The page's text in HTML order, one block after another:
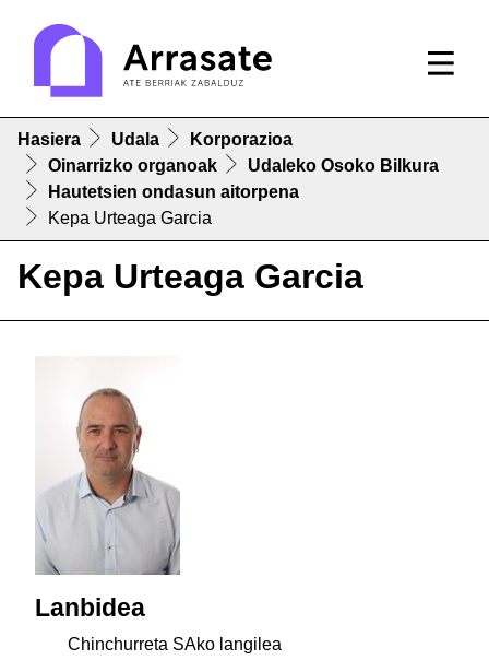
Hasiera Udala
Korporazioa
Oinarrizko organoak
Udaleko Osoko Bilkura
Hautetsien ondasun aitorpena
Kepa Urteaga Garcia
Kepa Urteaga Garcia
Lanbidea
Chinchurreta SAko langilea